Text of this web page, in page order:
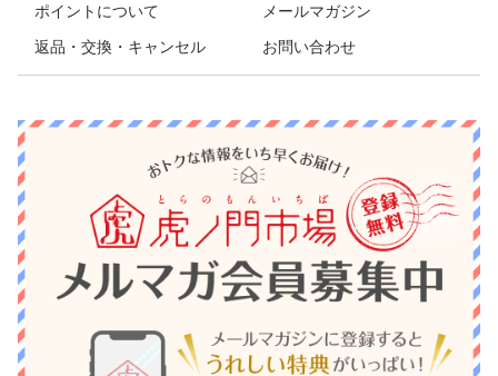
ポイントについて
メールマガジン
返品・交換・キャンセル
お問い合わせ